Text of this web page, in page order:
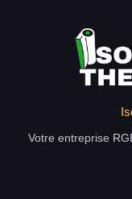
Votre entreprise